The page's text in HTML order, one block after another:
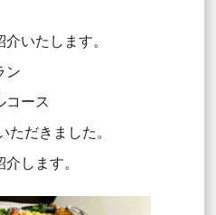
いたします。
ン
コース
だきました。
します。